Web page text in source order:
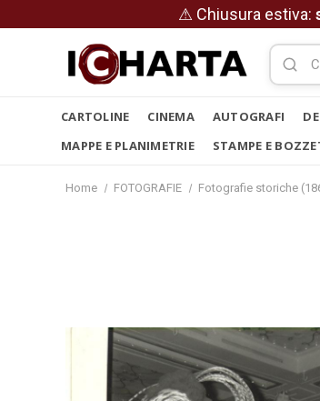
⚠ Chiusura estiva:
CARTOLINE CINEMA AUTOGRAFI
MAPPE E PLANIMETRIE
STAMPE E
Home FOTOGRAFIE Fotografie storiche